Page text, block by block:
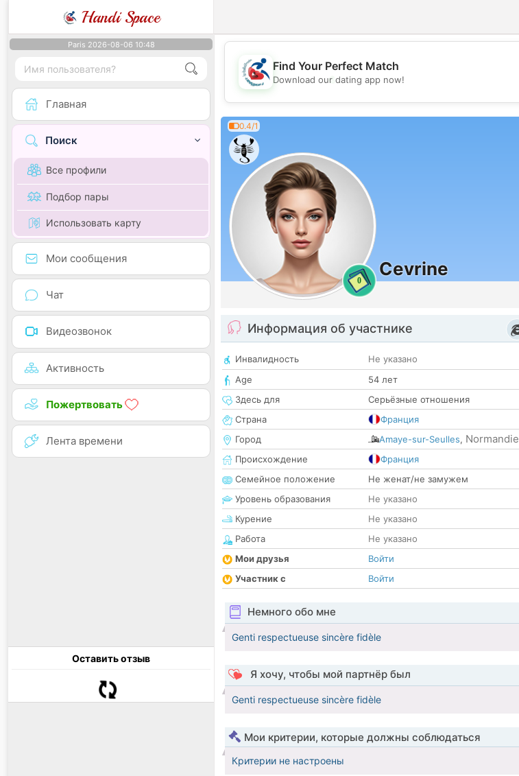
Handi Space
Paris 2026-08-06 10:48
Главная
Поиск
Все профили
Подбор пары
Использовать карту
Мои сообщения
Чат
Видеозвонок
Активность
Пожертвовать
Лента времени
Оставить отзыв
💖
💕
Find Your Perfect Match
Download our dating app now!
0.4/1
0
Cevrine
Информация об участнике
Инвалидность
Не указано
Age
54 лет
Здесь для
Серьёзные отношения
Страна
Франция
Город
Amaye-sur-Seulles, Normandie
Происхождение
Франция
Семейное положение
Не женат/не замужем
Уровень образования
Не указано
Курение
Не указано
Работа
Не указано
Мои друзья
Войти
Участник с
Войти
Немного обо мне
Genti respectueuse sincère fidèle
Я хочу, чтобы мой партнёр был
Genti respectueuse sincère fidèle
Мои критерии, которые должны соблюдаться
Критерии не настроены